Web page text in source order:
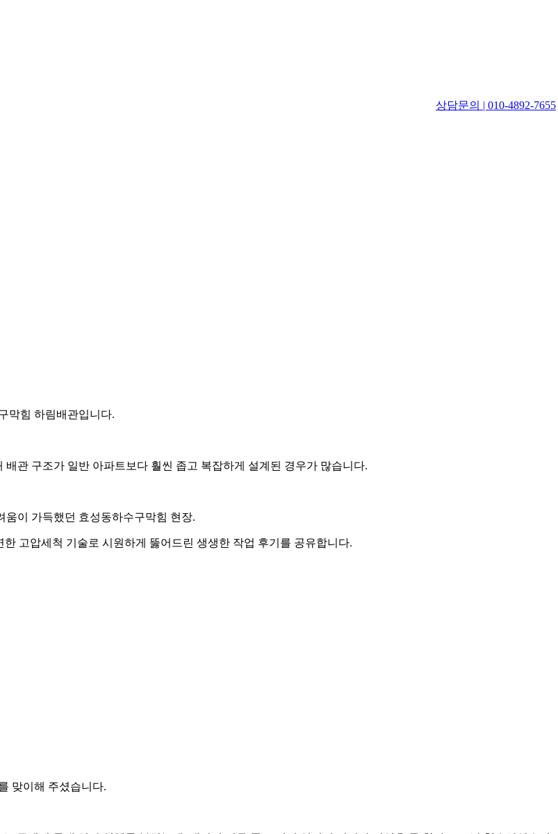
상담문의 | 010-4892-7655
막힘 하림배관입니다.
관 구조가 일반 아파트보다 훨씬 좁고 복잡하게 설계된 경우가 많습니다.
이 가득했던 효성동하수구막힘 현장.
고압세척 기술로 시원하게 뚫어드린 생생한 작업 후기를 공유합니다.
맞이해 주셨습니다.